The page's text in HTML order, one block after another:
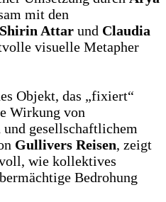
mit den
Attar und Claudia
visuelle Metapher
Objekt, das „fixiert“
Wirkung von
gesellschaftlichem
Gullivers Reisen, zeigt
wie kollektives
Bedrohung